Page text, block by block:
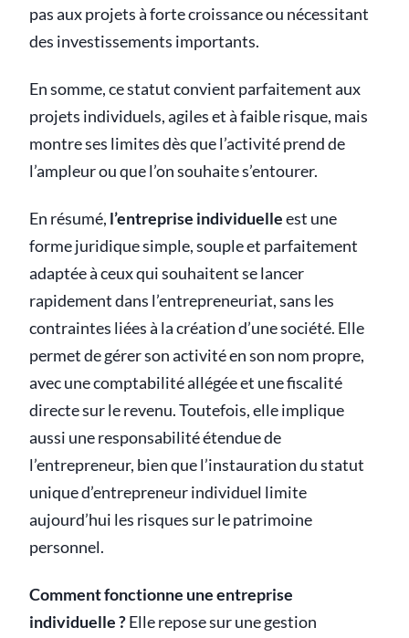
pas aux projets à forte croissance ou nécessitant
des investissements importants.
En somme, ce statut convient parfaitement aux
projets individuels, agiles et à faible risque, mais
montre ses limites dès que l’activité prend de
l’ampleur ou que l’on souhaite s’entourer.
En résumé, l’entreprise individuelleest une
forme juridique simple, souple et parfaitement
adaptée à ceux qui souhaitent se lancer
rapidement dans l’entrepreneuriat, sans les
contraintes liées à la création d’une société. Elle
permet de gérer son activité en son nom propre,
avec une comptabilité allégée et une fiscalité
directe sur le revenu. Toutefois, elle implique
aussi une responsabilité étendue de
l’entrepreneur, bien que l’instauration du statut
unique d’entrepreneur individuel limite
aujourd’hui les risques sur le patrimoine
personnel.
Comment fonctionne une entreprise
individuelle ?Elle repose sur une gestion